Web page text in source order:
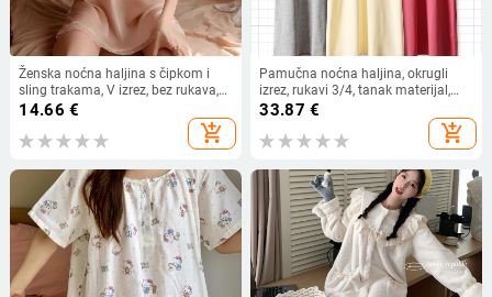
Ženska noćna haljina s čipkom i
sling trakama, V izrez, bez rukava,
tanak umjetni svila materijal, kratka
14.66 €
add_shopping_cart
Pamučna noćna haljina, okrugli
izrez, rukavi 3/4, tanak materijal,
95–100% pamuka
33.87 €
add_shopping_cart